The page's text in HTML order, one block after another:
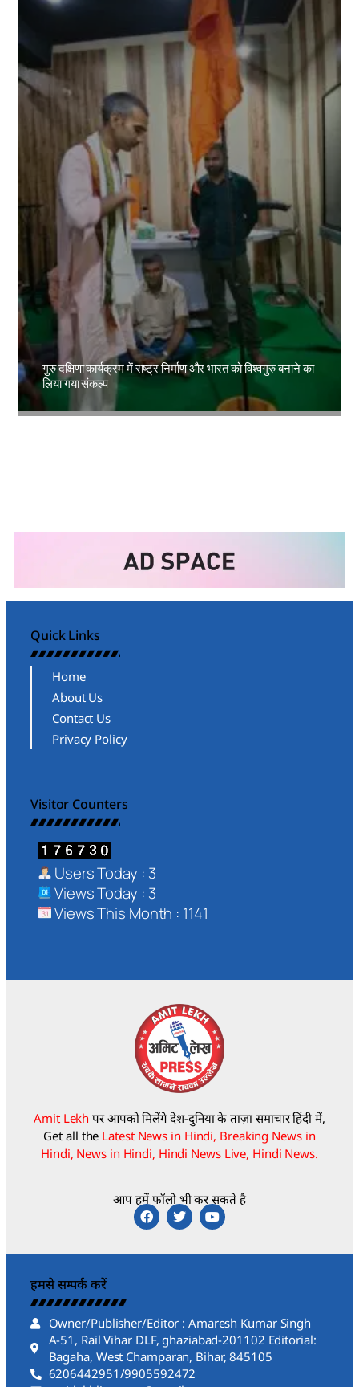
गुरु दक्षिणा कार्यक्रम में राष्ट्र निर्माण और भारत को विश्वगुरु बनाने का
लिया गया संकल्प
Quick Links
Home
About Us
Contact Us
Privacy Policy
Visitor Counters
Users Today : 3
Views Today : 3
Views This Month : 1141
Amit Lekh पर आपको मिलेंगे देश-दुनिया के ताज़ा समाचार हिंदी में,
Get all the Latest News in Hindi, Breaking News in
Hindi, News in Hindi, Hindi News Live, Hindi News.
आप हमें फॉलो भी कर सकते है
हमसे सम्पर्क करें
Owner/Publisher/Editor : Amaresh Kumar Singh
A-51, Rail Vihar DLF, ghaziabad-201102 Editorial:
Bagaha, West Champaran, Bihar, 845105
6206442951/9905592472